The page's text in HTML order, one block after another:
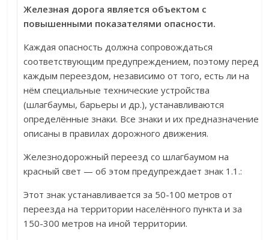
Железная дорога является объектом с
повышенными показателями опасности.
Каждая опасность должна сопровождаться
соответствующим предупреждением, поэтому перед
каждым переездом, независимо от того, есть ли на
нём специальные технические устройства
(шлагбаумы, барьеры и др.), устанавливаются
определённые знаки. Все знаки и их предназначение
описаны в правилах дорожного движения.
Железнодорожный переезд со шлагбаумом на
красный свет — об этом предупреждает знак 1.1.:
Этот знак устанавливается за 50-100 метров от
переезда на территории населённого пункта и за
150-300 метров на иной территории.